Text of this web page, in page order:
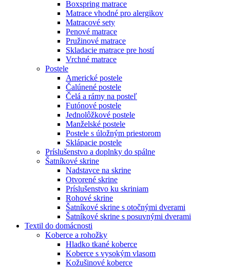
Boxspring matrace
Matrace vhodné pro alergikov
Matracové sety
Penové matrace
Pružinové matrace
Skladacie matrace pre hostí
Vrchné matrace
Postele
Americké postele
Čalúnené postele
Čelá a rámy na posteľ
Futónové postele
Jednolôžkové postele
Manželské postele
Postele s úložným priestorom
Sklápacie postele
Príslušenstvo a doplnky do spálne
Šatníkové skrine
Nadstavce na skrine
Otvorené skrine
Príslušenstvo ku skriniam
Rohové skrine
Šatníkové skrine s otočnými dverami
Šatníkové skrine s posuvnými dverami
Textil do domácnosti
Koberce a rohožky
Hladko tkané koberce
Koberce s vysokým vlasom
Kožušinové koberce